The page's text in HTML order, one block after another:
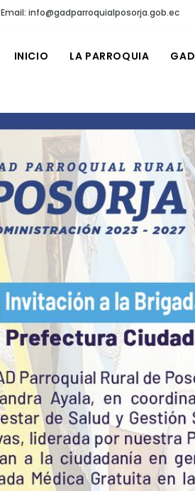
Email: info@gadparroquialposorja.gob.ec
INICIO LA PARROQUIA GAD